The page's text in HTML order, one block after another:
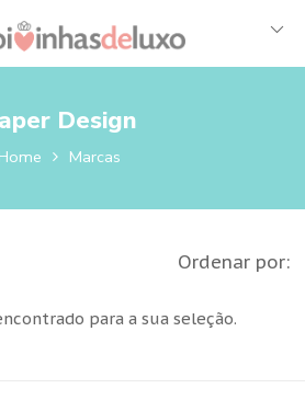
Design
Home Marcas
Ordenar por:
para a sua seleção.